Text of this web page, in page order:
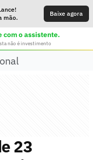
mão.
Baixe agora
com o assistente.
não é investimento
23